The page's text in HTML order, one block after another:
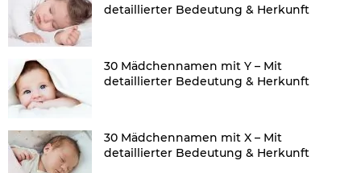
detaillierter Bedeutung & Herkunft
30 Mädchennamen mit Y – Mit
detaillierter Bedeutung & Herkunft
30 Mädchennamen mit X – Mit
detaillierter Bedeutung & Herkunft